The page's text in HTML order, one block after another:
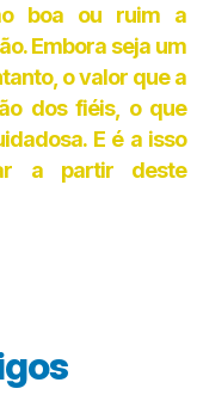
boa ou ruim a
Embora seja um
o valor que a
dos fiéis, o que
E é a isso
a partir deste